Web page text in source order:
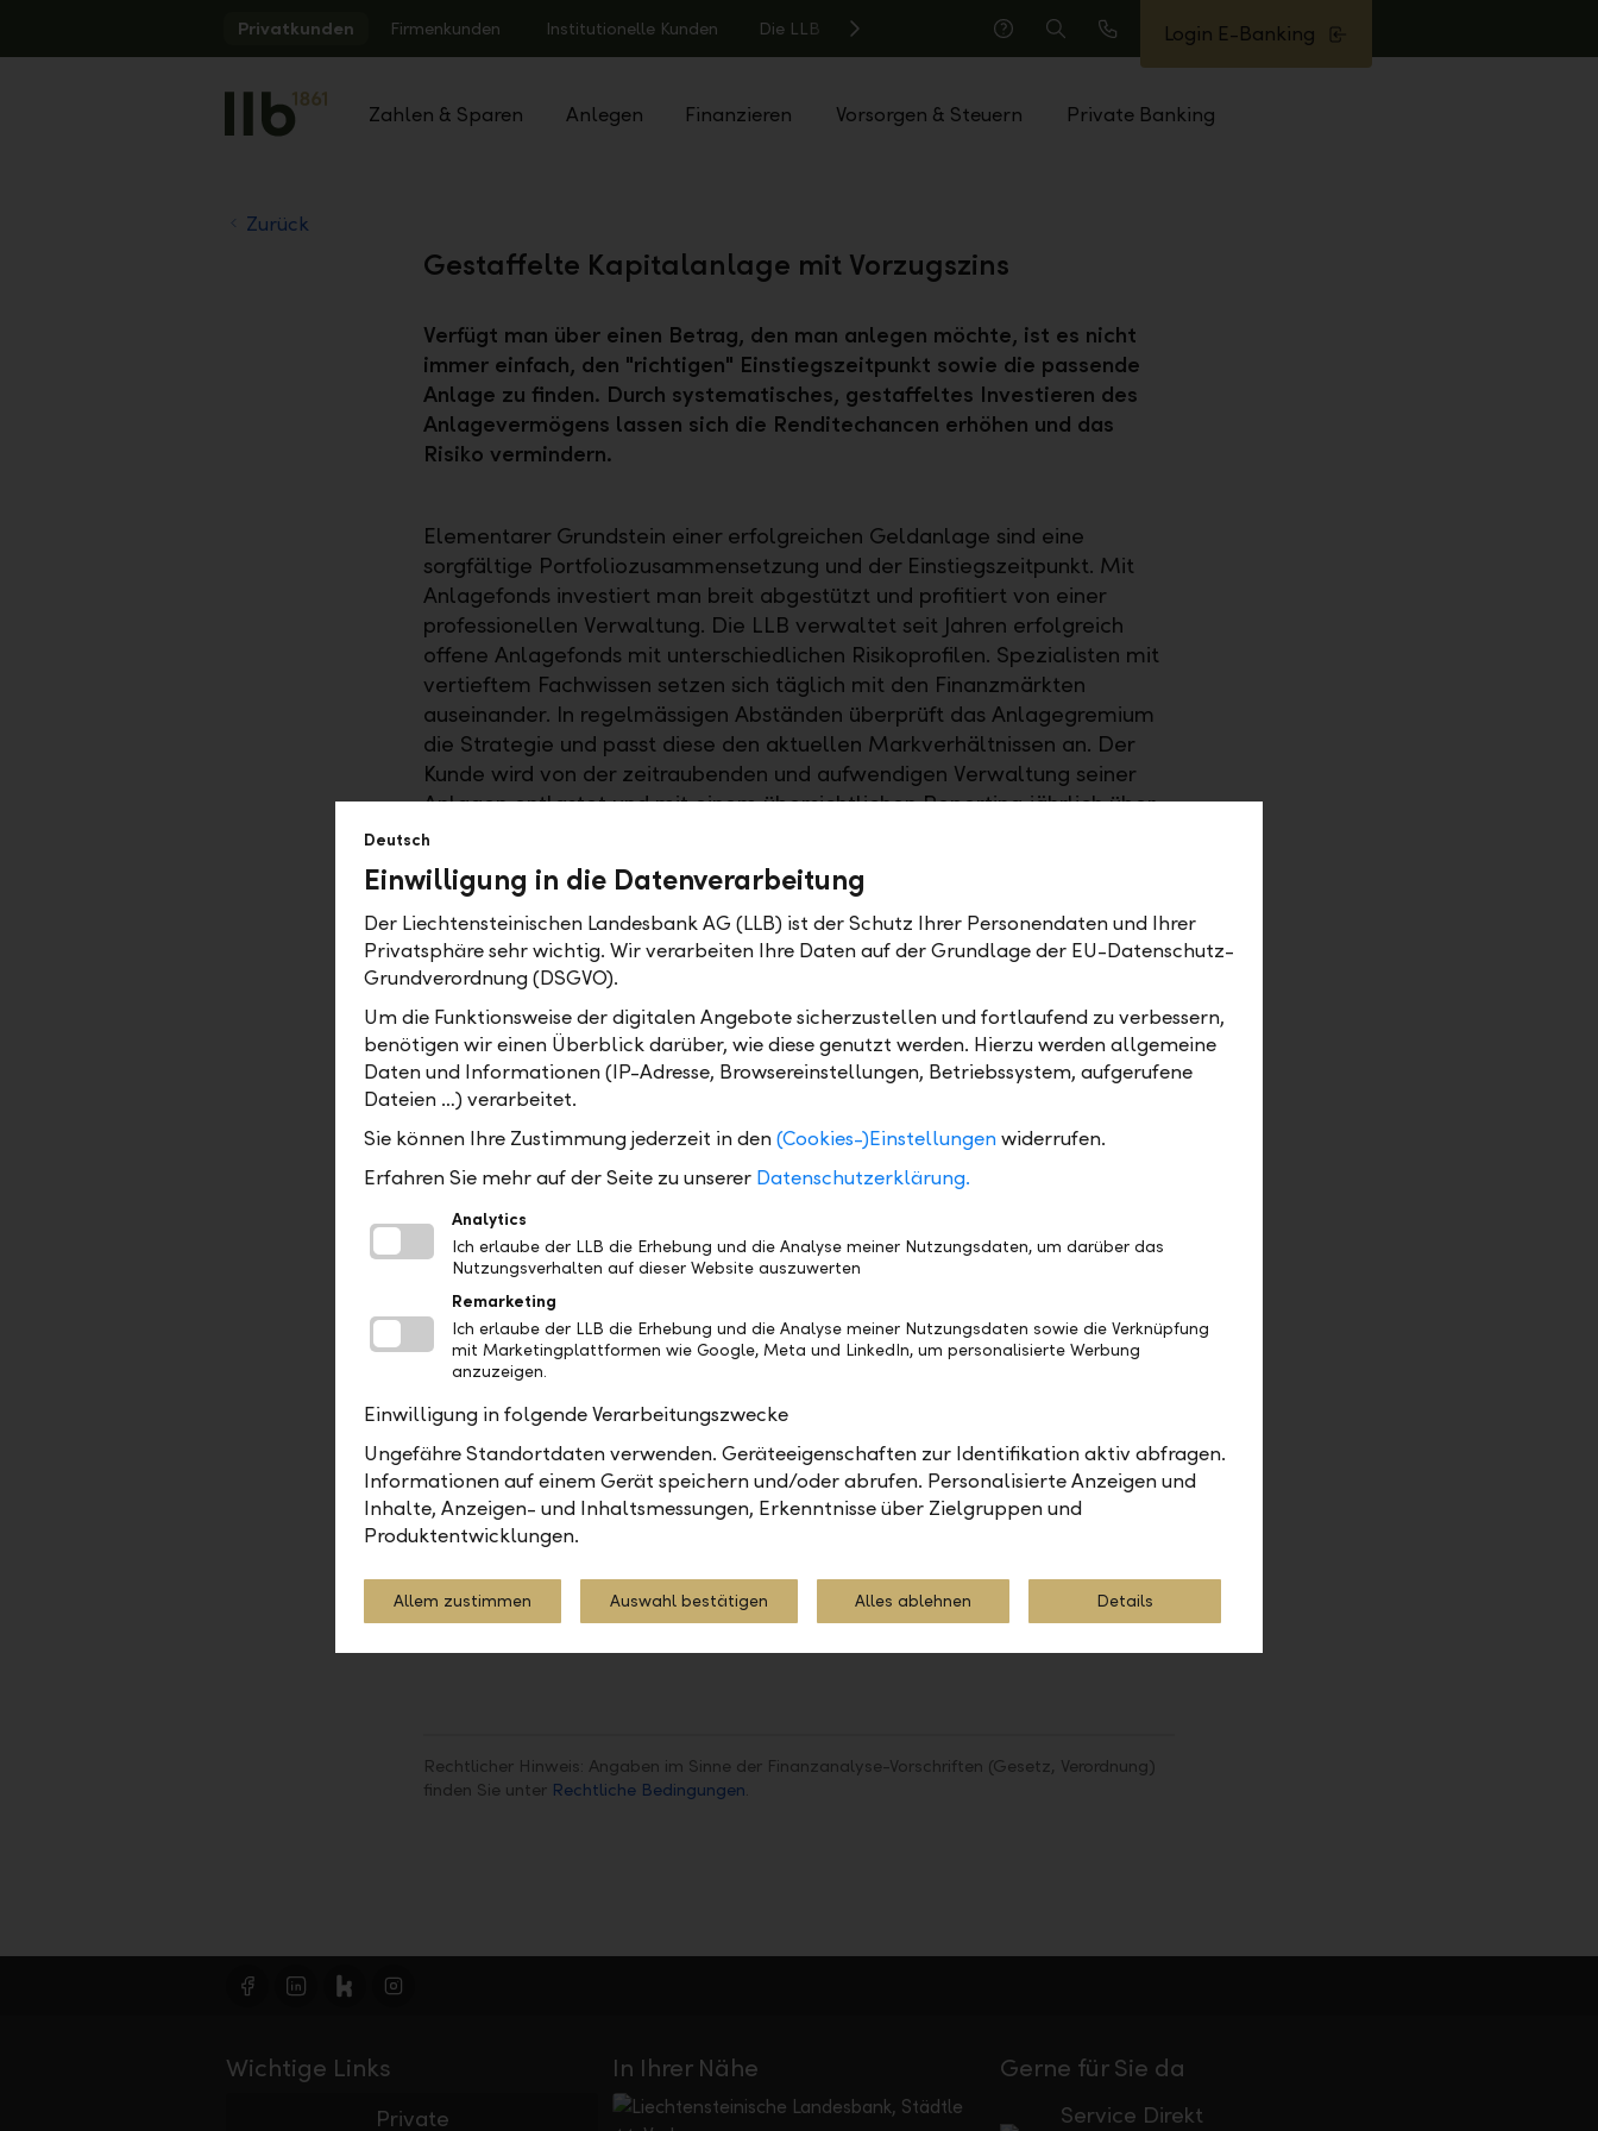
Privatkunden Firmenkunden Institutionelle Kunden Die LLB
Hilfe
Suche
Anrufen
Login E-Banking
Zahlen & Sparen Anlegen Finanzieren Vorsorgen & Steuern Private Banking
Zurück
Gestaffelte Kapitalanlage mit Vorzugszins
Verfügt man über einen Betrag, den man anlegen möchte, ist es nicht
immer einfach, den "richtigen" Einstiegszeitpunkt sowie die passende
Anlage zu finden. Durch systematisches, gestaffeltes Investieren des
Anlagevermögens lassen sich die Renditechancen erhöhen und das
Risiko vermindern.
Elementarer Grundstein einer erfolgreichen Geldanlage sind eine
sorgfältige Portfoliozusammensetzung und der Einstiegszeitpunkt. Mit
Anlagefonds investiert man breit abgestützt und profitiert von einer
professionellen Verwaltung. Die LLB verwaltet seit Jahren erfolgreich
offene Anlagefonds mit unterschiedlichen Risikoprofilen. Spezialisten mit
vertieftem Fachwissen setzen sich täglich mit den Finanzmärkten
auseinander. In regelmässigen Abständen überprüft das Anlagegremium
die Strategie und passt diese den aktuellen Markverhältnissen an. Der
Kunde wird von der zeitraubenden und aufwendigen Verwaltung seiner
Anlagen entlastet und mit einem übersichtlichen Reporting jährlich über
die Entwicklung seiner Vermögenswerte informiert.
Der Anlageplan als Lösung
Um Unsicherheiten und Risiken zu mindern, ist die gestaffelte
Kapitalanlage von grossem Vorteil. Die systematische Investition in
als bei steigenden. Dank diesem antizyklischen Ansatz profitiert der
Anlagekunde vom Durchschnittskosten-Effekt, also von niedrigeren
durchschnittlichen Einstiegspreisen. Gleichzeitig verringert sich die Gefahr
eines «Kaufs im ungünstigsten Moment» markant. Der LLB Anlageplan
bietet eine grosse Fondspalette mit ausgezeichneter Performance und
tiefen Kosten. Kunden können bereits mit einem Betrag ab CHF 10'000
profitieren. Als Anleger mit mittel- bis langfristigem Anlagehorizont
bieten sich attraktive Renditechancen. Als zusätzliche Besonderheit wird
das liquide Investitionskapital während der gesamten Investitionsdauer
mit vorzüglichen ein Prozent verzinst (Mindestinvestitionsphase zwölf
Monate). So wird es möglich, den Grundstein für eine nachhaltige
Vermögensbildung zu legen und vom Vorzugszins zu profitieren. Die
Promotion für den LLB Anlageplan läuft bis zum 30. April 2017.
Berichte
Teilen Drucken
Rechtlicher Hinweis: Angaben im Sinne der Finanzanalyse-Vorschriften (Gesetz, Verordnung)
finden Sie unter Rechtliche Bedingungen.
Gerne für Sie da
Service Direkt
In Ihrer Nähe
Wichtige Links
Private
Deutsch
Einwilligung in die Datenverarbeitung
Der Liechtensteinischen Landesbank AG (LLB) ist der Schutz Ihrer Personendaten und Ihrer
Privatsphäre sehr wichtig. Wir verarbeiten Ihre Daten auf der Grundlage der EU-Datenschutz-
Grundverordnung (DSGVO).
Um die Funktionsweise der digitalen Angebote sicherzustellen und fortlaufend zu verbessern,
benötigen wir einen Überblick darüber, wie diese genutzt werden. Hierzu werden allgemeine
Daten und Informationen (IP-Adresse, Browsereinstellungen, Betriebssystem, aufgerufene
Dateien …) verarbeitet.
Sie können Ihre Zustimmung jederzeit in den(Cookies-)Einstellungenwiderrufen.
Erfahren Sie mehr auf der Seite zu unserer Datenschutzerklärung.
Analytics
Ich erlaube der LLB die Erhebung und die Analyse meiner Nutzungsdaten, um darüber das
Nutzungsverhalten auf dieser Website auszuwerten
Remarketing
Ich erlaube der LLB die Erhebung und die Analyse meiner Nutzungsdaten sowie die Verknüpfung
mit Marketingplattformen wie Google, Meta und LinkedIn, um personalisierte Werbung
anzuzeigen.
Einwilligung in folgende Verarbeitungszwecke
Ungefähre Standortdaten verwenden. Geräteeigenschaften zur Identifikation aktiv abfragen.
Informationen auf einem Gerät speichern und/oder abrufen. Personalisierte Anzeigen und
Inhalte, Anzeigen- und Inhaltsmessungen, Erkenntnisse über Zielgruppen und
Produktentwicklungen.
Allem zustimmen Auswahl bestätigen Alles ablehnen Details